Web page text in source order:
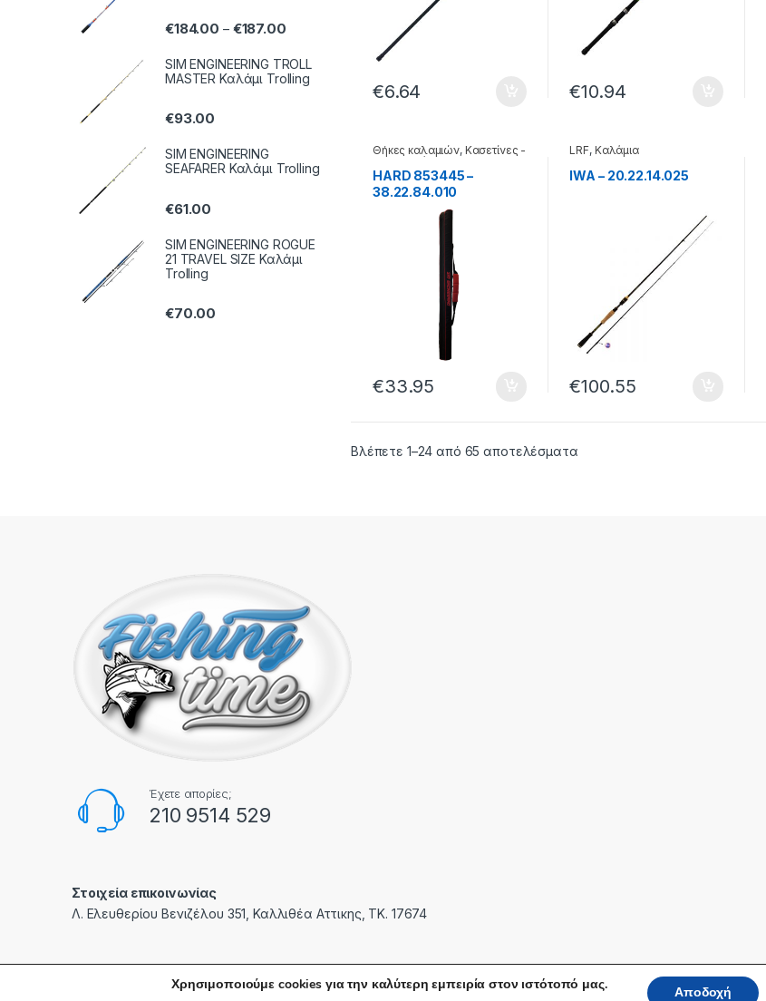
€6.64 €10.94
Θήκες καλαμιών, Κασετίνες -
θήκες - βάσεις
HARD 853445 –
38.22.84.010
€33.95
LRF, Καλάμια
IWA – 20.22.14.025
€100.55
Βλέπετε 1–24 από 65 αποτελέσματα
€184.00 – €187.00
SIM ENGINEERING TROLL
MASTER Καλάμι Trolling
€93.00
SIM ENGINEERING
SEAFARER Καλάμι Trolling
€61.00
SIM ENGINEERING ROGUE
21 TRAVEL SIZE Καλάμι
Trolling
€70.00
Έχετε απορίες;
210 9514 529
Στοιχεία επικοινωνίας
Λ. Ελευθερίου Βενιζέλου 351, Καλλιθέα Αττικης, ΤΚ. 17674
Χρησιμοποιούμε cookies για την καλύτερη εμπειρία στον ιστότοπό μας. Αποδοχή